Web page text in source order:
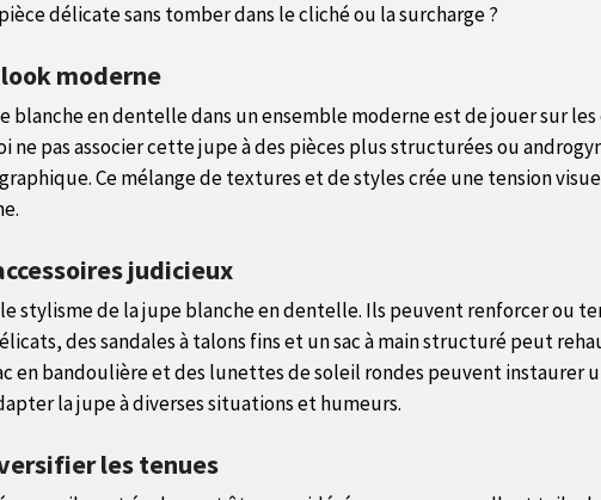
délicate sans tomber dans le cliché ou la surcharge ?
moderne
blanche en dentelle dans un ensemble moderne est de jouer sur
pas associer cette jupe à des pièces plus structurées ou
Ce mélange de textures et de styles crée une tension
judicieux
stylisme de la jupe blanche en dentelle. Ils peuvent renforcer ou
des sandales à talons fins et un sac à main structuré peut
en bandoulière et des lunettes de soleil rondes peuvent instaurer
la jupe à diverses situations et humeurs.
les tenues